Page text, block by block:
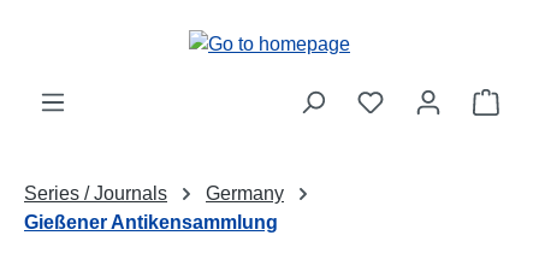
Series / Journals
Germany
Gießener Antikensammlung